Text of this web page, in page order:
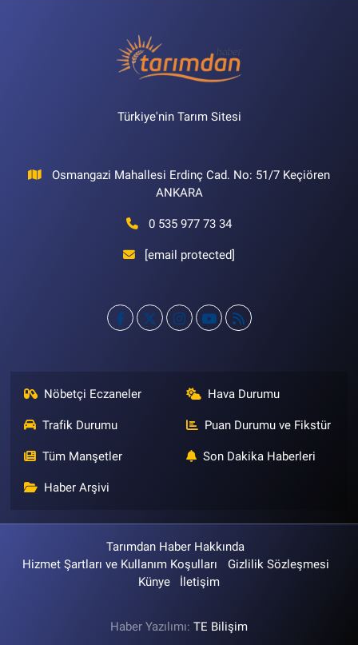
Türkiye'nin Tarım Sitesi
Osmangazi Mahallesi Erdinç Cad. No: 51/7 Keçiören
ANKARA
0 535 977 73 34
[email protected]
Nöbetçi Eczaneler Hava Durumu
Trafik Durumu Puan Durumu ve Fikstür
Tüm Manşetler Son Dakika Haberleri
Haber Arşivi
Tarımdan Haber Hakkında
Hizmet Şartları ve Kullanım Koşulları
Gizlilik Sözleşmesi
Künye
İletişim
Haber Yazılımı: TE Bilişim